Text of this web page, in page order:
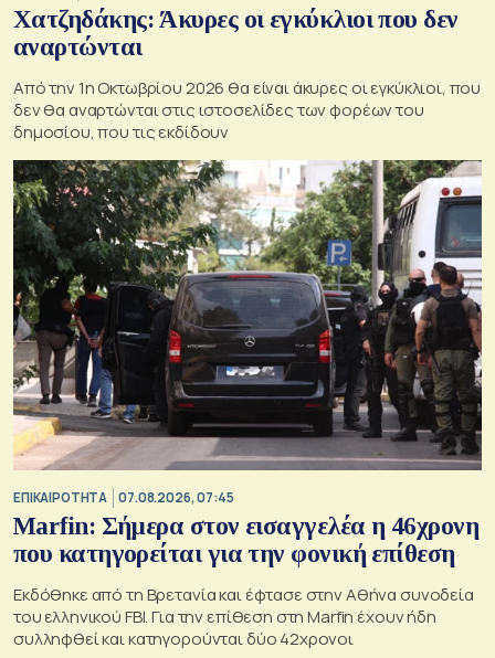
Χατζηδάκης: Άκυρες οι εγκύκλιοι που δεν
αναρτώνται
Από την 1η Οκτωβρίου 2026 θα είναι άκυρες οι εγκύκλιοι, που
δεν θα αναρτώνται στις ιστοσελίδες των φορέων του
δημοσίου, που τις εκδίδουν
ΕΠΙΚΑΙΡΟΤΗΤΑ 07.08.2026, 07:45
Marfin: Σήμερα στον εισαγγελέα η 46χρονη
που κατηγορείται για την φονική επίθεση
Εκδόθηκε από τη Βρετανία και έφτασε στην Αθήνα συνοδεία
του ελληνικού FBI. Για την επίθεση στη Marfin έχουν ήδη
συλληφθεί και κατηγορούνται δύο 42χρονοι